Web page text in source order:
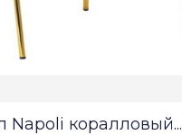
Napoli коралловый...